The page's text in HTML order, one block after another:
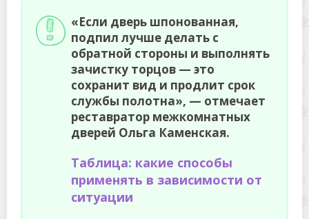
«Если дверь шпонованная,
подпил лучше делать с
обратной стороны и выполнять
зачистку торцов — это
сохранит вид и продлит срок
службы полотна», — отмечает
реставратор межкомнатных
дверей Ольга Каменская.
Таблица: какие способы
применять в зависимости от
ситуации